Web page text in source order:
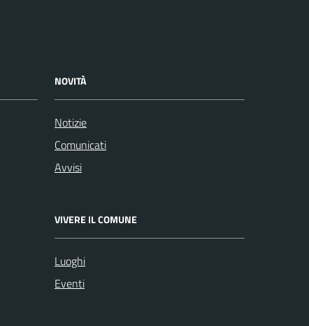
NOVITÀ
Notizie
Comunicati
Avvisi
VIVERE IL COMUNE
Luoghi
Eventi